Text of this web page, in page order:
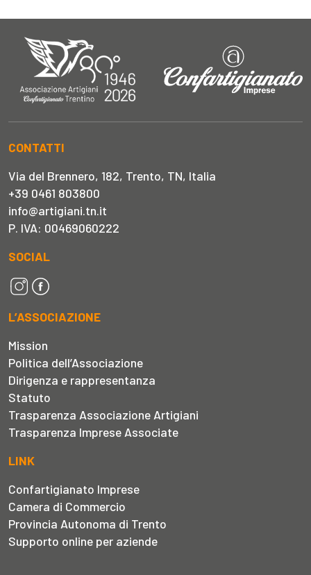
articoli
CONTATTI
Via del Brennero, 182, Trento, TN, Italia
+39 0461 803800
info@artigiani.tn.it
P. IVA: 00469060222
SOCIAL
L’ASSOCIAZIONE
Mission
Politica dell’Associazione
Dirigenza e rappresentanza
Statuto
Trasparenza Associazione Artigiani
Trasparenza Imprese Associate
LINK
Confartigianato Imprese
Camera di Commercio
Provincia Autonoma di Trento
Supporto online per aziende